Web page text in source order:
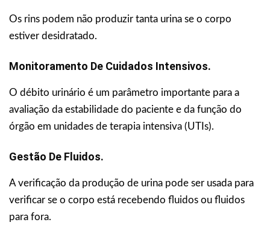
Os rins podem não produzir tanta urina se o corpo
estiver desidratado.
Monitoramento De Cuidados Intensivos.
O débito urinário é um parâmetro importante para a
avaliação da estabilidade do paciente e da função do
órgão em unidades de terapia intensiva (UTIs).
Gestão De Fluidos.
A verificação da produção de urina pode ser usada para
verificar se o corpo está recebendo fluidos ou fluidos
para fora.